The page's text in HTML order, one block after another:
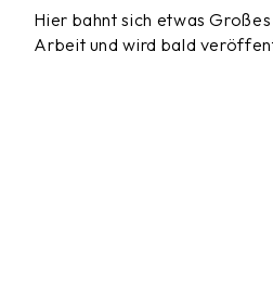
Hier bahnt sich etwas
Arbeit und wird bald